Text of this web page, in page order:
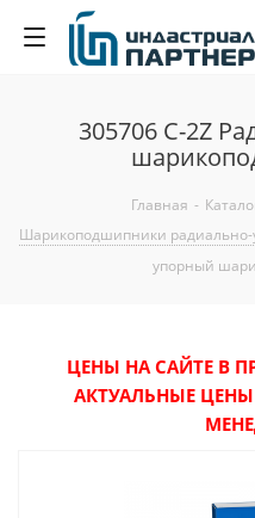
305706 C-2Z
Главная -
Шарикоподшипники радиально-
упорный
ЦЕНЫ НА САЙТЕ В
АКТУАЛЬНЫЕ